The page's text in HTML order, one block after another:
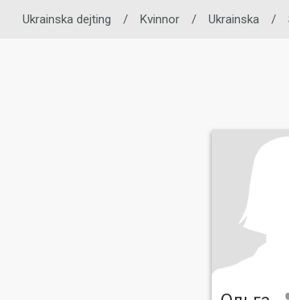
Ukrainska dejting / Kvinnor / Ukrainska /